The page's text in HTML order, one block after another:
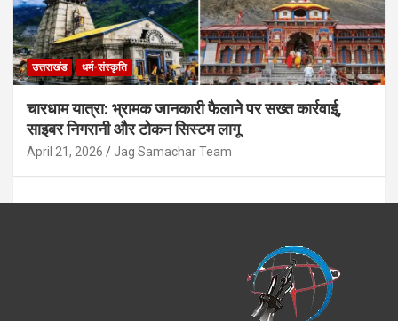
उत्तराखंड धर्म-संस्कृति
चारधाम यात्रा: भ्रामक जानकारी फैलाने पर सख्त कार्रवाई,
साइबर निगरानी और टोकन सिस्टम लागू
April 21, 2026 Jag Samachar Team